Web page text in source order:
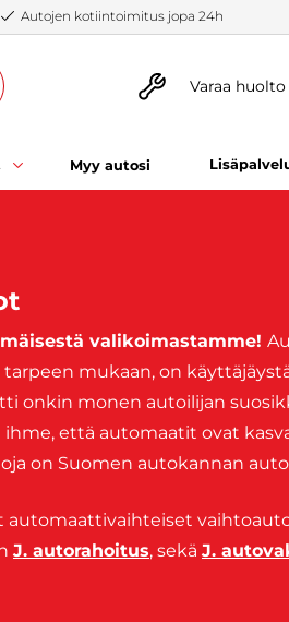
Autojen kotiintoimitus jopa 24h
Varaa huolto
Myy autosi
valikoimastamme!
mukaan, on
onkin monen autoilijan
että automaatit ovat
on Suomen autokannan
J. autorahoitus, sekä J.